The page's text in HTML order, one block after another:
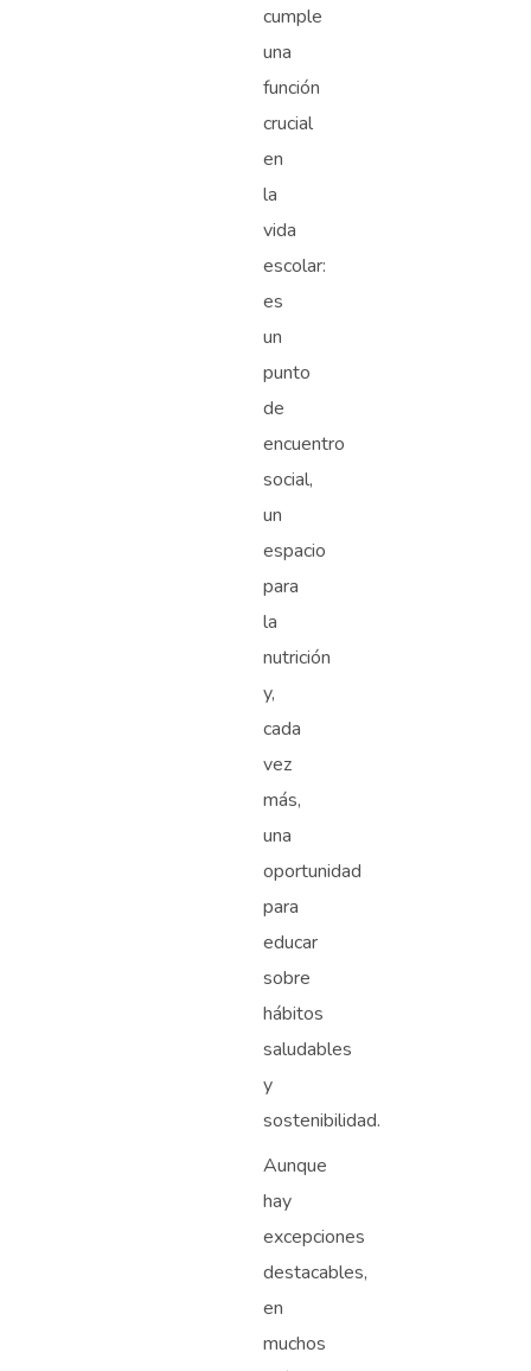
cumple
una
función
crucial
en
la
vida
escolar:
es
un
punto
de
encuentro
social,
un
espacio
para
la
nutrición
y,
cada
vez
más,
una
oportunidad
para
educar
sobre
hábitos
saludables
y
sostenibilidad.
Aunque
hay
excepciones
destacables,
en
muchos